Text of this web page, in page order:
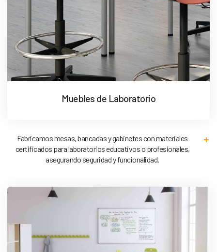
Muebles de Laboratorio
Fabricamos mesas, bancadas y gabinetes con materiales
certificados para laboratorios educativos o profesionales,
asegurando seguridad y funcionalidad.